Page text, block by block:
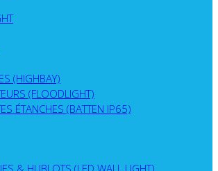
(HIGHBAY)
(FLOODLIGHT)
ÉTANCHES (BATTEN IP65)